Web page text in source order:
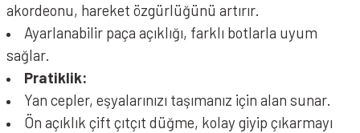
akordeonu, hareket özgürlüğünü artırır.
Ayarlanabilir paça açıklığı, farklı botlarla uyum
sağlar.
Pratiklik:
Yan cepler, eşyalarınızı taşımanız için alan sunar.
Ön açıklık çift çıtçıt düğme, kolay giyip çıkarmayı